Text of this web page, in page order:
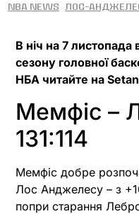
NBA News Лос-
В ніч на 7 листопада
сезону головної
НБА читайте на
Мемфіс –
131:114
Мемфіс добре
Лос Анджелесу – з
попри старання